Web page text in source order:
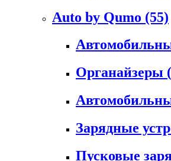
Auto by Qumo (55)
Органайзеры
Зарядные
Пусковые